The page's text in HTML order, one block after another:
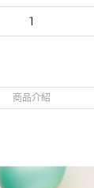
商品介紹